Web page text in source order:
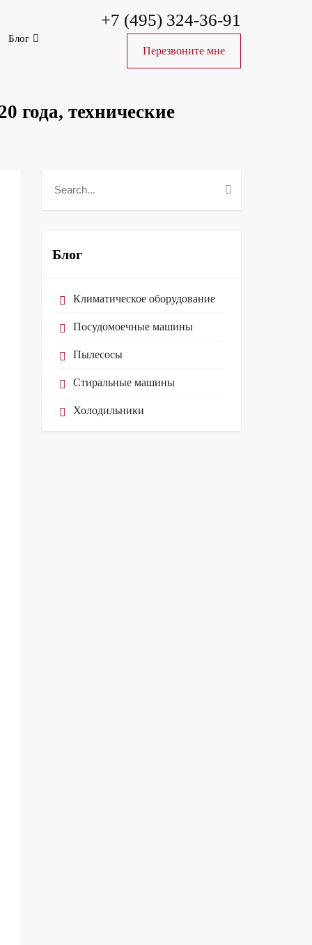
Блог
+7 (495) 324-36-91
Перезвоните мне
технические
Блог
Климатическое оборудование
Посудомоечные машины
Пылесосы
Стиральные машины
Холодильники